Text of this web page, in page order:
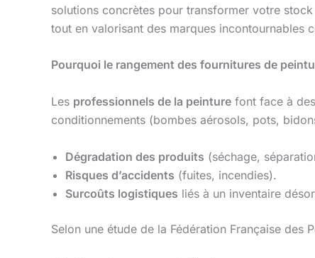
solutions concrètes pour transformer votre
tout en valorisant des marques incontournables
Pourquoi le rangement des fournitures de
Les professionnels de la peinture font face à
conditionnements (bombes aérosols, pots,
Dégradation des produits (séchage,
Risques d’accidents (fuites, incendies).
Surcoûts logistiques liés à un inventaire
Selon une étude de la Fédération Française des